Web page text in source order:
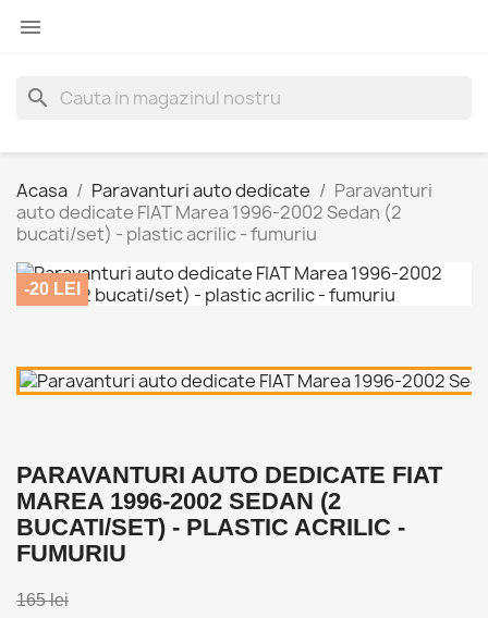

search
Acasa Paravanturi auto dedicate
Paravanturi
auto dedicate FIAT Marea 1996-2002 Sedan (2
bucati/set) - plastic acrilic - fumuriu
-20 LEI
PARAVANTURI AUTO DEDICATE FIAT
MAREA 1996-2002 SEDAN (2
BUCATI/SET) - PLASTIC ACRILIC -
FUMURIU
165 lei